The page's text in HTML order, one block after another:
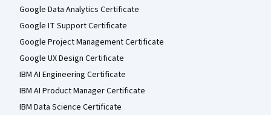
Google Data Analytics Certificate
Google IT Support Certificate
Google Project Management Certificate
Google UX Design Certificate
IBM AI Engineering Certificate
IBM AI Product Manager Certificate
IBM Data Science Certificate